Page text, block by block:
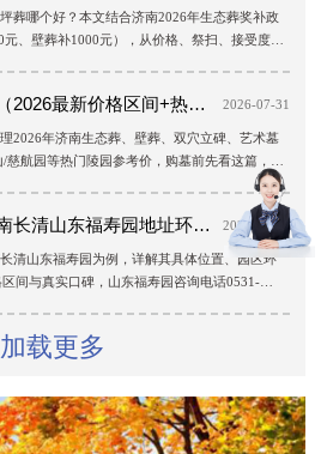
葬哪个好？本文结合济南2026年生态葬奖补政
、壁葬补1000元），从价格、祭扫、接受度、
在济南一块墓地多少钱（2026最新价格区间+热门陵园报价参考） 2026-07-31
2026年济南生态葬、壁葬、双穴立碑、艺术墓
航园等热门陵园参考价，购墓前先看这篇，咨
福寿园公墓怎么样？济南长清山东福寿园地址环境与价格口碑实测 2026-07-24
清山东福寿园为例，详解其具体位置、园区环
间与真实口碑，山东福寿园咨询电话0531-
加载更多